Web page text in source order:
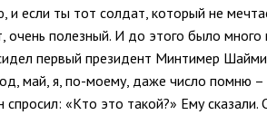
если ты тот солдат, который не
полезный. И до этого было много
первый президент Минтимер
май, я, по-моему, даже число помню
спросил: «Кто это такой?» Ему